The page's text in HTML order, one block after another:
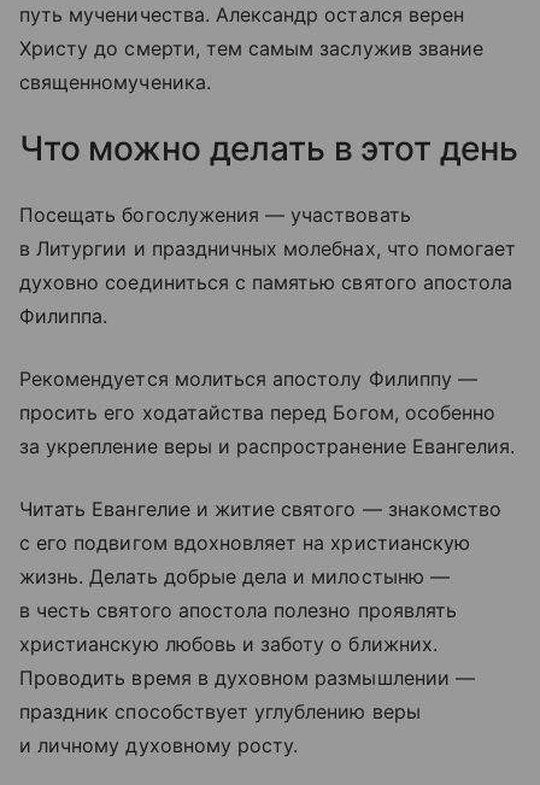
путь мученичества. Александр остался верен
Христу до смерти, тем самым заслужив звание
священномученика.
Что можно делать в этот день
Посещать богослужения — участвовать
в Литургии и праздничных молебнах, что помогает
духовно соединиться с памятью святого апостола
Филиппа.
Рекомендуется молиться апостолу Филиппу —
просить его ходатайства перед Богом, особенно
за укрепление веры и распространение Евангелия.
Читать Евангелие и житие святого — знакомство
с его подвигом вдохновляет на христианскую
жизнь. Делать добрые дела и милостыню —
в честь святого апостола полезно проявлять
христианскую любовь и заботу о ближних.
Проводить время в духовном размышлении —
праздник способствует углублению веры
и личному духовному росту.